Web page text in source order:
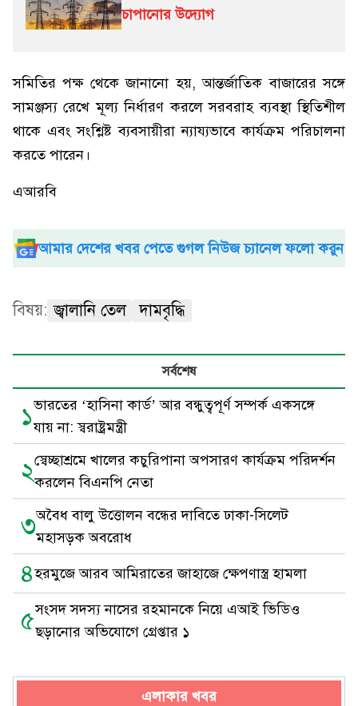
চাপানোর উদ্যোগ
সমিতির পক্ষ থেকে জানানো হয়, আন্তর্জাতিক বাজারের সঙ্গে
সামঞ্জস্য রেখে মূল্য নির্ধারণ করলে সরবরাহ ব্যবস্থা স্থিতিশীল
থাকে এবং সংশ্লিষ্ট ব্যবসায়ীরা ন্যায্যভাবে কার্যক্রম পরিচালনা
করতে পারেন।
এআরবি
আমার দেশের খবর পেতে গুগল নিউজ চ্যানেল ফলো করুন
বিষয়: জ্বালানি তেল দামবৃদ্ধি
সর্বশেষ
১ভারতের ‘হাসিনা কার্ড’ আর বন্ধুত্বপূর্ণ সম্পর্ক একসঙ্গে
যায় না: স্বরাষ্ট্রমন্ত্রী
২স্বেচ্ছাশ্রমে খালের কচুরিপানা অপসারণ কার্যক্রম পরিদর্শন
করলেন বিএনপি নেতা
৩অবৈধ বালু উত্তোলন বন্ধের দাবিতে ঢাকা-সিলেট
মহাসড়ক অবরোধ
৪হরমুজে আরব আমিরাতের জাহাজে ক্ষেপণাস্ত্র হামলা
৫সংসদ সদস্য নাসের রহমানকে নিয়ে এআই ভিডিও
ছড়ানোর অভিযোগে গ্রেপ্তার ১
এলাকার খবর